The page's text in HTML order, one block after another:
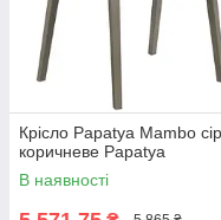
Крісло Papatya Mambo
коричневе Papatya
В наявності